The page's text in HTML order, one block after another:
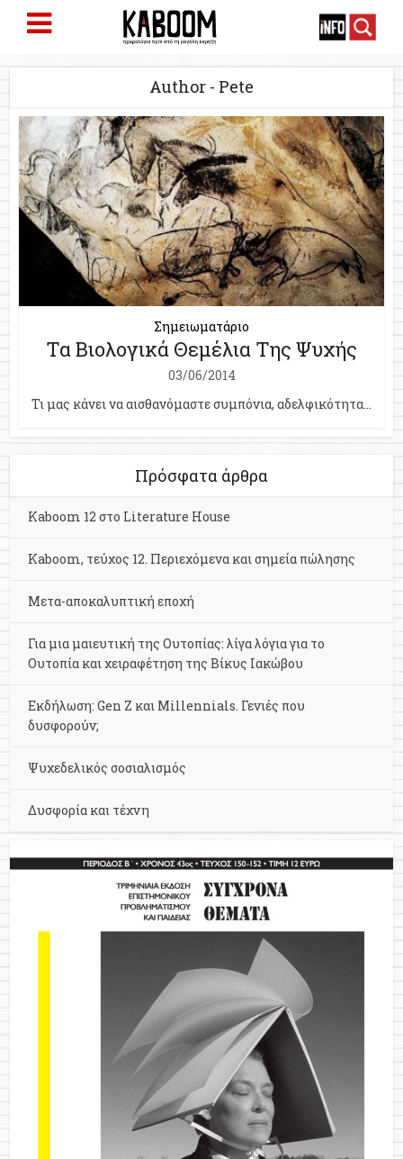
Author - Pete
Σημειωματάριο
Τα Βιολογικά Θεμέλια Της Ψυχής
03/06/2014
Τι μας κάνει να αισθανόμαστε συμπόνια, αδελφικότητα...
Πρόσφατα άρθρα
Kaboom 12 στο Literature House
Kaboom, τεύχος 12. Περιεχόμενα και σημεία πώλησης
Μετα-αποκαλυπτική εποχή
Για μια μαιευτική της Ουτοπίας: λίγα λόγια για το
Ουτοπία και χειραφέτηση της Βίκυς Ιακώβου
Εκδήλωση: Gen Z και Millennials. Γενιές που
δυσφορούν;
Ψυχεδελικός σοσιαλισμός
Δυσφορία και τέχνη